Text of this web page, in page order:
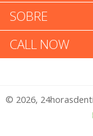
Marusia
Califica
1 – No
SOBRE
CALL NOW
© 2026,